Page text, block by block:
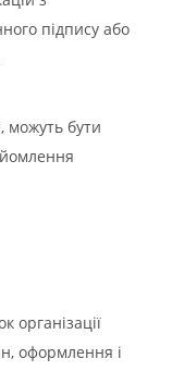
підпису або
можуть бути
організації
оформлення і